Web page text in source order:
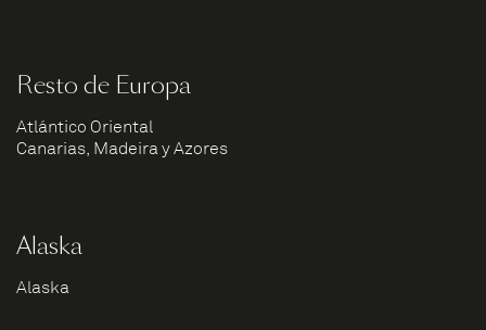
Resto de Europa
Atlántico Oriental
Canarias, Madeira y Azores
Alaska
Alaska